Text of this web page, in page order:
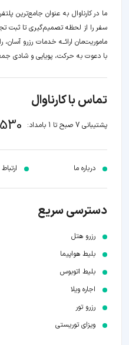
ما در کارناوال به عنوان جامع‌ترین
سفر را از لحظه‌ تصمیم‌گیری تا ثبت
ماموریت‌مان اراﺋــﻪ خدمات رزرو
با دعوت به حرکت، پویایی و شادی
تماس با کارناوال
پشتیبانی 7 صبح تا 1 بامداد:
درباره ما
دسترسی سریع
رزرو هتل
بلیط هواپیما
بلیط اتوبوس
اجاره ویلا
رزرو تور
ویزای توریستی